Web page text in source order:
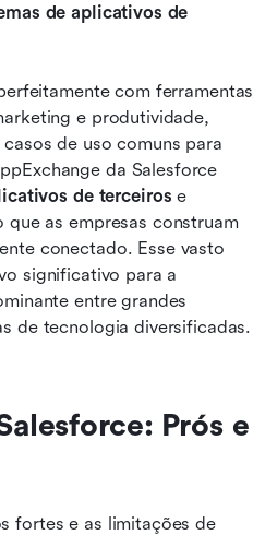
de aplicativos de
com ferramentas
e produtividade,
de uso comuns para
da Salesforce
de terceiros e
as empresas construam
conectado. Esse vasto
significativo para a
entre grandes
de tecnologia diversificadas.
Prós e
fortes e as limitações de